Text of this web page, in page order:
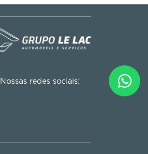
Nossas redes sociais: